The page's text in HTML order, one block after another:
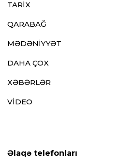
TARİX
QARABAĞ
MƏDƏNİYYƏT
DAHA ÇOX
XƏBƏRLƏR
VİDEO
Əlaqə telefonları